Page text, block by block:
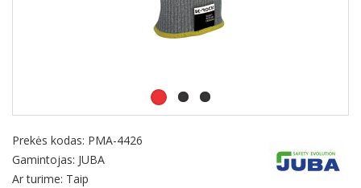
Prekės kodas: PMA-4426
Gamintojas: JUBA
Ar turime: Taip